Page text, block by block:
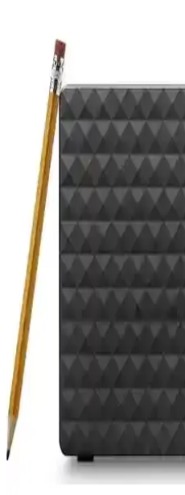
Maxgo 2126s 2.5 inç
Kutusu İncelemesi ve
Maxgo 2126s, 2.5 inç SATA
dayanıklı metal gövdesiyle
3.0 harici SSD kutusudur.
LaCie 2TB USB 3.0
2TB: Performans
Bu karşılaştırma, LaCie’nin 2
USB-C 2TB modelini kapasite,
açısından değerlendirir.
eleştirilir; Rugged sürümü
veri kurtarma garantisi sunar.
Seagate Expansion 8TB
Disk Özellikleri ve
Seagate Expansion 8TB
3.0 desteğiyle büyük dosyaları
kolay ve masaüstü kullanımına
Alfais 4955 USB 3.0
Hızlı ve Güvenilir Veri
Alfais 4955 USB 3.0 Erkek Erkek
dayanıklılık sunar, harici disk ve
aktarımı sağlar, masaüstü